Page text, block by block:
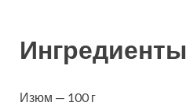
Ингредиенты
Изюм — 100 г